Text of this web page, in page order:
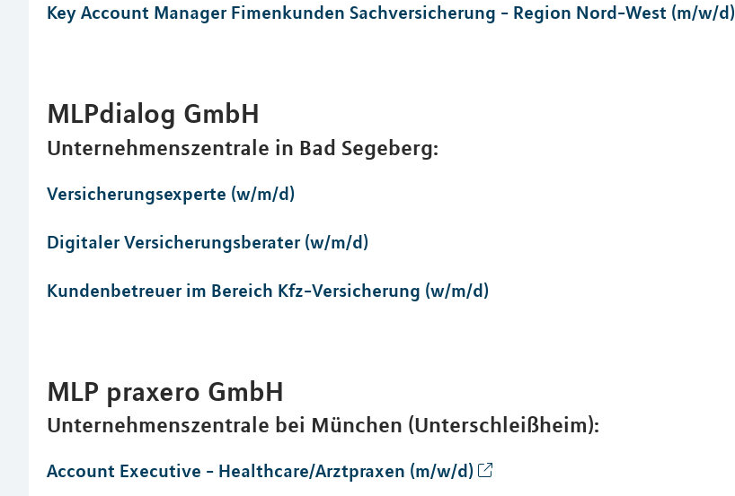
Key Account Manager Fimenkunden Sachversicherung - Region Nord-West (m/w/d)
MLPdialog GmbH
Unternehmenszentrale in Bad Segeberg:
Versicherungsexperte (w/m/d)
Digitaler Versicherungsberater (w/m/d)
Kundenbetreuer im Bereich Kfz-Versicherung (w/m/d)
MLP praxero GmbH
Unternehmenszentrale bei München (Unterschleißheim):
Account Executive - Healthcare/Arztpraxen (m/w/d)